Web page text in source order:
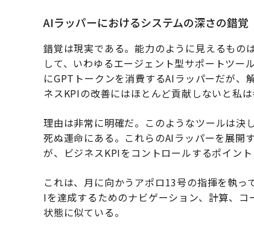
AIラッパーにおけるシステムの深さの錯覚
錯覚は現実である。能力のように見えるもの
して、いわゆるエージェント型サポートツー
にGPTトークンを消費するAIラッパーだが、
ネスKPIの改善にはほとんど貢献しないと私は
理由は非常に明確だ。このようなツールは決
死ぬ運命にある。これらのAIラッパーを展開
が、ビジネスKPIをコントロールするポイント
これは、月に向かうアポロ13号の指揮を執
Iを達成するためのナビゲーション、計算、
状態に似ている。